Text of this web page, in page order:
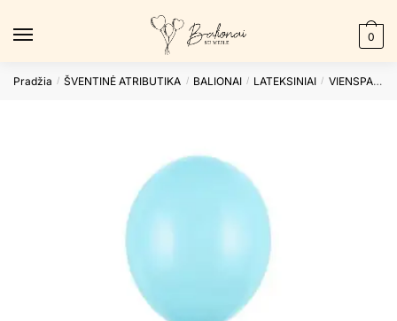
0
Pradžia / ŠVENTINĖ ATRIBUTIKA / BALIONAI / LATEKSINIAI / VIENSPALVIAI